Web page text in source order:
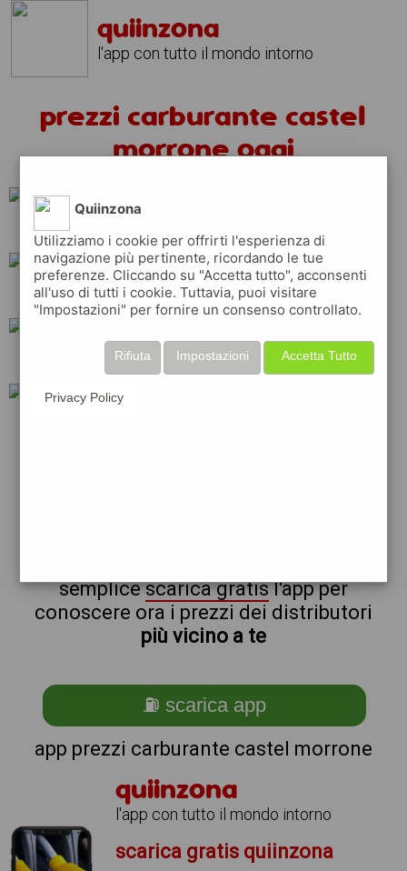
quiinzona
l'app con tutto il mondo intorno
prezzi carburante castel
morrone oggi
total
eni erg ip
api q8
semplicescarica gratisl'app per
conoscere ora i prezzi dei distributori
più vicino a te
⛽ scarica app
app prezzi carburante castel morrone
quiinzona
l'app con tutto il mondo intorno
scarica gratis quiinzona
Quiinzona
Utilizziamo i cookie per offrirti l'esperienza di
navigazione più pertinente, ricordando le tue
preferenze. Cliccando su "Accetta tutto", acconsenti
all'uso di tutti i cookie. Tuttavia, puoi visitare
"Impostazioni" per fornire un consenso controllato.
Accetta Tutto
Impostazioni
Rifiuta
Privacy Policy